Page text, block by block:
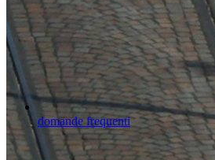
domande frequenti